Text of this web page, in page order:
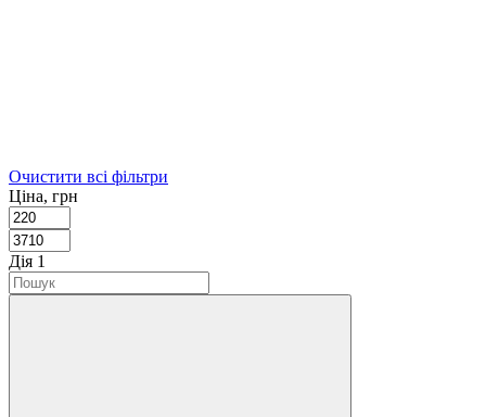
Очистити всі фільтри
Ціна, грн
Дія 1